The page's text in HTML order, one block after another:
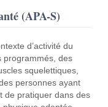
(APA-S)
d’activité du
programmés, des
squelettiques,
personnes ayant
de pratiquer dans des